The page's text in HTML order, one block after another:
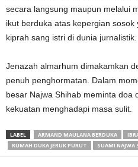
secara langsung maupun melalui
ikut berduka atas kepergian
kiprah sang istri di dunia jurnalistik.
Jenazah almarhum dimakamkan
penuh penghormatan. Dalam
besar Najwa Shihab meminta doa
kekuatan menghadapi masa sulit.
LABEL ARMAND MAULANA BERDUKA
RUMAH DUKA JERUK PURUT
SUAMI NAJWA